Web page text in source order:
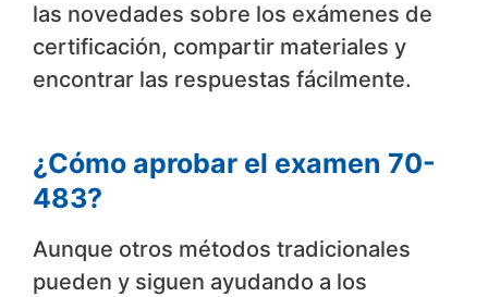
las novedades sobre los exámenes de
certificación, compartir materiales y
encontrar las respuestas fácilmente.
¿Cómo aprobar el examen 70-
483?
Aunque otros métodos tradicionales
pueden y siguen ayudando a los